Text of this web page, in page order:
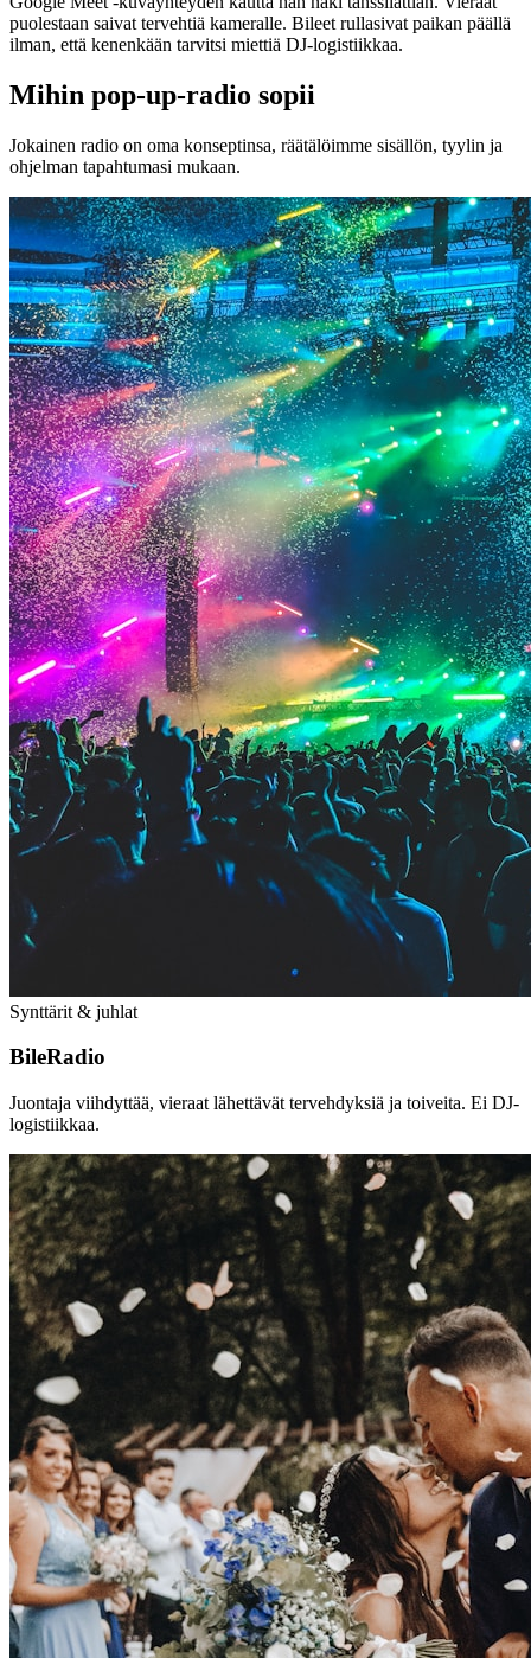
puolestaan saivat tervehtiä kameralle. Bileet rullasivat paikan päällä
ilman, että kenenkään tarvitsi miettiä DJ-logistiikkaa.
Mihin pop-up-radio sopii
Jokainen radio on oma konseptinsa, räätälöimme sisällön, tyylin ja
ohjelman tapahtumasi mukaan.
Synttärit & juhlat
BileRadio
Juontaja viihdyttää, vieraat lähettävät tervehdyksiä ja toiveita. Ei DJ-
logistiikkaa.